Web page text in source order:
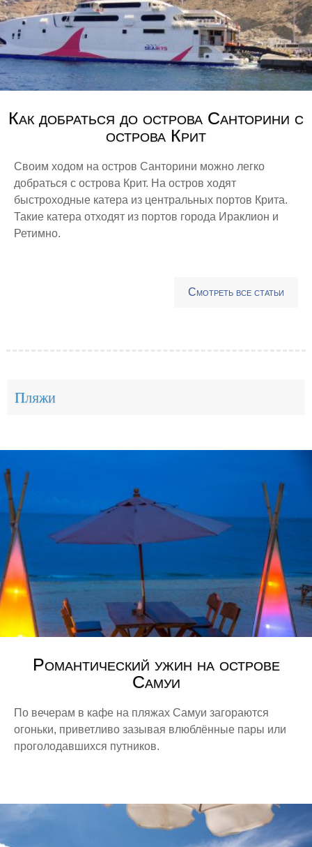
Как добраться до острова Санторини с
острова Крит
Своим ходом на остров Санторини можно легко
добраться с острова Крит. На остров ходят
быстроходные катера из центральных портов Крита.
Такие катера отходят из портов города Ираклион и
Ретимно.
Смотреть все статьи
Пляжи
Романтический ужин на острове
Самуи
По вечерам в кафе на пляжах Самуи загораются
огоньки, приветливо зазывая влюблённые пары или
проголодавшихся путников.